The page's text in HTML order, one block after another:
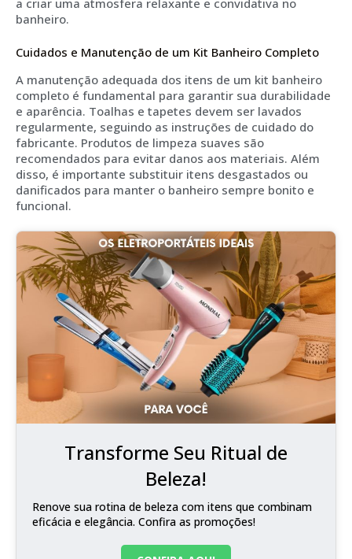
banheiro.
Cuidados e Manutenção de um Kit Banheiro Completo
A manutenção adequada dos itens de um kit banheiro
completo é fundamental para garantir sua durabilidade
e aparência. Toalhas e tapetes devem ser lavados
regularmente, seguindo as instruções de cuidado do
fabricante. Produtos de limpeza suaves são
recomendados para evitar danos aos materiais. Além
disso, é importante substituir itens desgastados ou
danificados para manter o banheiro sempre bonito e
funcional.
Transforme Seu Ritual de
Beleza!
Renove sua rotina de beleza com itens que combinam
eficácia e elegância. Confira as promoções!